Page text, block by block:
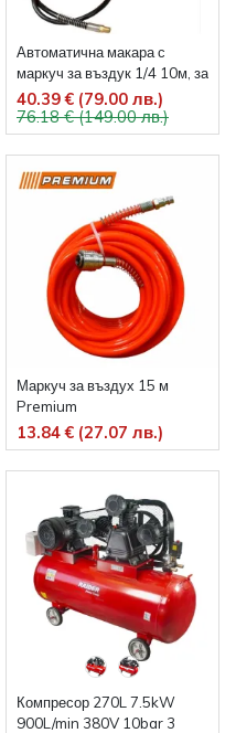
Автоматична макара с
маркуч за въздук 1/4 10м, за
стена
40.39 € (79.00 лв.)
76.18 € (149.00 лв.)
Маркуч за въздух 15 м
Premium
13.84 € (27.07 лв.)
Компресор 270L 7.5kW
900L/min 380V 10bar 3